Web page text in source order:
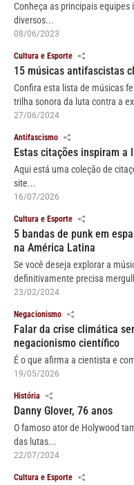
Conheça as principais
diversos...
08/06/2023
Cultura e Esporte
15 músicas antifascistas
Confira esta lista de músicas
trilha sonora da luta contra a
27/06/2024
Antifascismo
Estas citações inspiram
Aqui está uma coleção de
site...
16/07/2026
Cultura e Esporte
5 bandas de punk em
na América Latina
Se você deseja explorar a
definitivamente precisa
23/02/2024
Negacionismo
Falar da crise climática
negacionismo científico
É o que afirma a cientista e
19/05/2026
História
Danny Glover, 76 anos
O famoso ator de Holywood
das lutas...
22/07/2024
Cultura e Esporte